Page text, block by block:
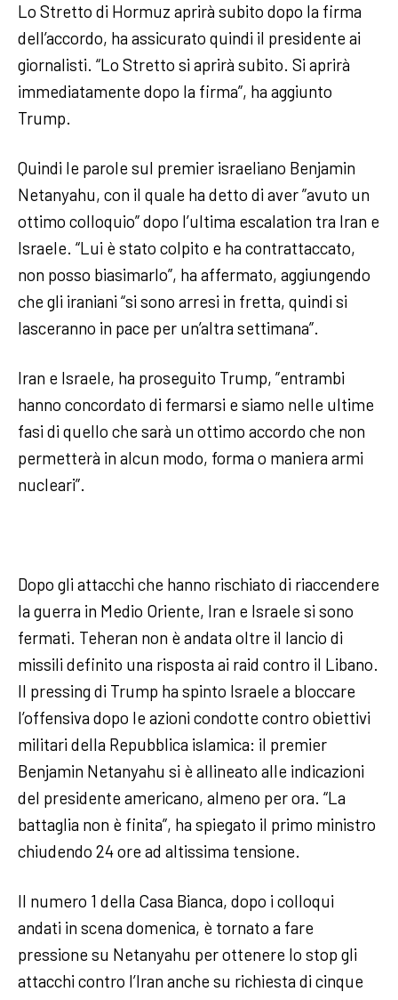
Lo Stretto di Hormuz aprirà subito dopo la firma
dell’accordo, ha assicurato quindi il presidente ai
giornalisti. “Lo Stretto si aprirà subito. Si aprirà
immediatamente dopo la firma”, ha aggiunto
Trump.
Quindi le parole sul premier israeliano Benjamin
Netanyahu, con il quale ha detto di aver ”avuto un
ottimo colloquio” dopo l’ultima escalation tra Iran e
Israele. “Lui è stato colpito e ha contrattaccato,
non posso biasimarlo”, ha affermato, aggiungendo
che gli iraniani “si sono arresi in fretta, quindi si
lasceranno in pace per un’altra settimana”.
Iran e Israele, ha proseguito Trump, ”entrambi
hanno concordato di fermarsi e siamo nelle ultime
fasi di quello che sarà un ottimo accordo che non
permetterà in alcun modo, forma o maniera armi
nucleari”.
Dopo gli attacchi che hanno rischiato di riaccendere
la guerra in Medio Oriente, Iran e Israele si sono
fermati. Teheran non è andata oltre il lancio di
missili definito una risposta ai raid contro il Libano.
Il pressing di Trump ha spinto Israele a bloccare
l’offensiva dopo le azioni condotte contro obiettivi
militari della Repubblica islamica: il premier
Benjamin Netanyahu si è allineato alle indicazioni
del presidente americano, almeno per ora. “La
battaglia non è finita”, ha spiegato il primo ministro
chiudendo 24 ore ad altissima tensione.
Il numero 1 della Casa Bianca, dopo i colloqui
andati in scena domenica, è tornato a fare
pressione su Netanyahu per ottenere lo stop gli
attacchi contro l’Iran anche su richiesta di cinque